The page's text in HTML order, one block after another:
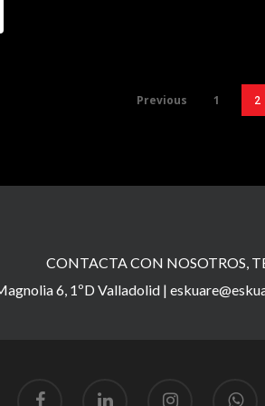
Previous 1 2
CONTACTA CON NOSOTROS,
6, 1ºD Valladolid |